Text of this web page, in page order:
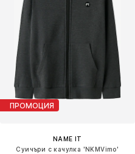
ПРОМОЦИЯ
NAME IT
Суичъри с качулка 'NKMVimo'